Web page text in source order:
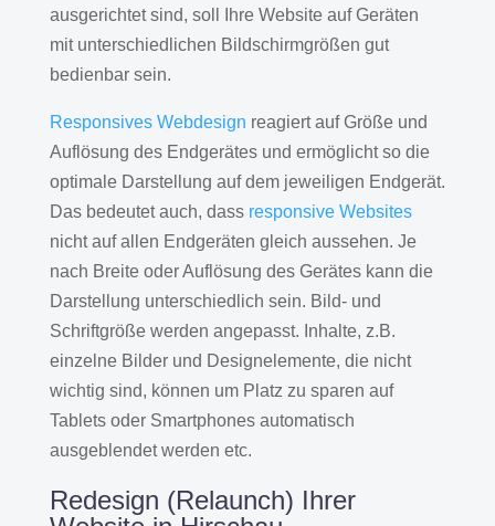
ausgerichtet sind, soll Ihre Website auf Geräten
mit unterschiedlichen Bildschirmgrößen gut
bedienbar sein.
Responsives Webdesign reagiert auf Größe und
Auflösung des Endgerätes und ermöglicht so die
optimale Darstellung auf dem jeweiligen Endgerät.
Das bedeutet auch, dass responsive Websites
nicht auf allen Endgeräten gleich aussehen. Je
nach Breite oder Auflösung des Gerätes kann die
Darstellung unterschiedlich sein. Bild- und
Schriftgröße werden angepasst. Inhalte, z.B.
einzelne Bilder und Designelemente, die nicht
wichtig sind, können um Platz zu sparen auf
Tablets oder Smartphones automatisch
ausgeblendet werden etc.
Redesign (Relaunch) Ihrer